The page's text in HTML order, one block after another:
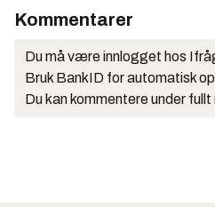
Kommentarer
Du må være innlogget hos
Bruk BankID for automatisk
Du kan kommentere under